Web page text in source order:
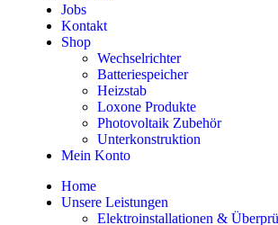
Jobs
Kontakt
Shop
Wechselrichter
Batteriespeicher
Heizstab
Loxone Produkte
Photovoltaik Zubehör
Unterkonstruktion
Mein Konto
Home
Unsere Leistungen
Elektroinstallationen &